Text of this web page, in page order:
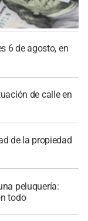
6 de agosto, en
de calle en
de la propiedad
peluquería:
todo